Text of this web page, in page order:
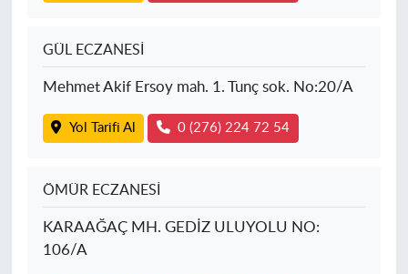
GÜL ECZANESİ
Mehmet Akif Ersoy mah. 1. Tunç sok. No:20/A
Yol Tarifi Al 0 (276) 224 72 54
ÖMÜR ECZANESİ
KARAAĞAÇ MH. GEDİZ ULUYOLU NO:
106/A